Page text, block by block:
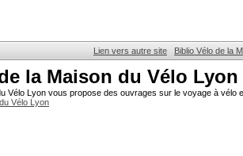
Lien vers autre site Biblio Vélo de la
la Maison du Vélo Lyon
Vélo Lyon vous propose des ouvrages sur le voyage à
Vélo Lyon